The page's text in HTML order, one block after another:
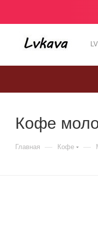
Кофе
Главная — Кофе —